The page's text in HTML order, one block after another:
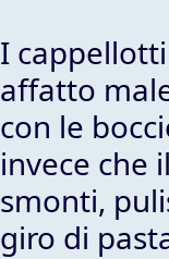
I
affatto
con le
invece che
smonti,
giro di